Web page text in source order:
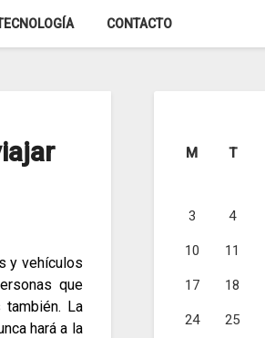
CONTACTO
y vehículos
que
La
hará a la
M T
3 4
10 11
17 18
24 25